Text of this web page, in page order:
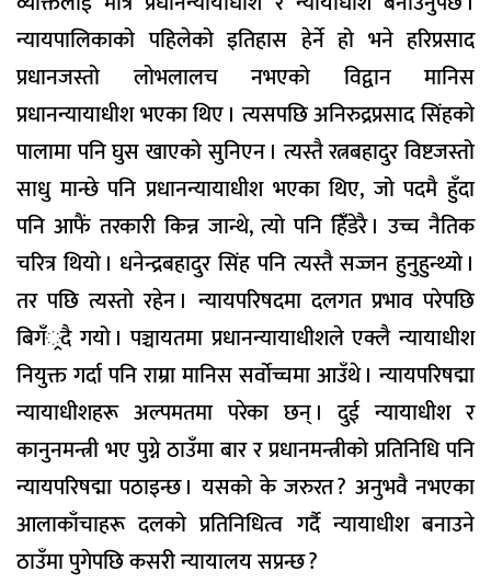
न्यायपालिकाको पहिलेको इतिहास हेर्ने हो भने हरिप्रसाद
प्रधानजस्तो लोभलालच नभएको विद्वान मानिस
प्रधानन्यायाधीश भएका थिए । त्यसपछि अनिरुद्रप्रसाद सिंहको
पालामा पनि घुस खाएको सुनिएन । त्यस्तै रत्नबहादुर विष्टजस्तो
साधु मान्छे पनि प्रधानन्यायाधीश भएका थिए, जो पदमै हुँदा
पनि आफैं तरकारी किन्न जान्थे, त्यो पनि हिंँडेरै । उच्च नैतिक
चरित्र थियो । धनेन्द्रबहादुर सिंह पनि त्यस्तै सज्जन हुनुहुन्थ्यो ।
तर पछि त्यस्तो रहेन । न्यायपरिषदमा दलगत प्रभाव परेपछि
बिगँ्रदै गयो । पञ्चायतमा प्रधानन्यायाधीशले एक्लै न्यायाधीश
नियुक्त गर्दा पनि राम्रा मानिस सर्वाेच्चमा आउँथे । न्यायपरिषद्मा
न्यायाधीशहरू अल्पमतमा परेका छन् । दुई न्यायाधीश र
कानुनमन्त्री भए पुग्ने ठाउँमा बार र प्रधानमन्त्रीको प्रतिनिधि पनि
न्यायपरिषद्मा पठाइन्छ । यसको के जरुरत ? अनुभवै नभएका
आलाकाँचाहरू दलको प्रतिनिधित्व गर्दै न्यायाधीश बनाउने
ठाउँमा पुगेपछि कसरी न्यायालय सप्रन्छ ?